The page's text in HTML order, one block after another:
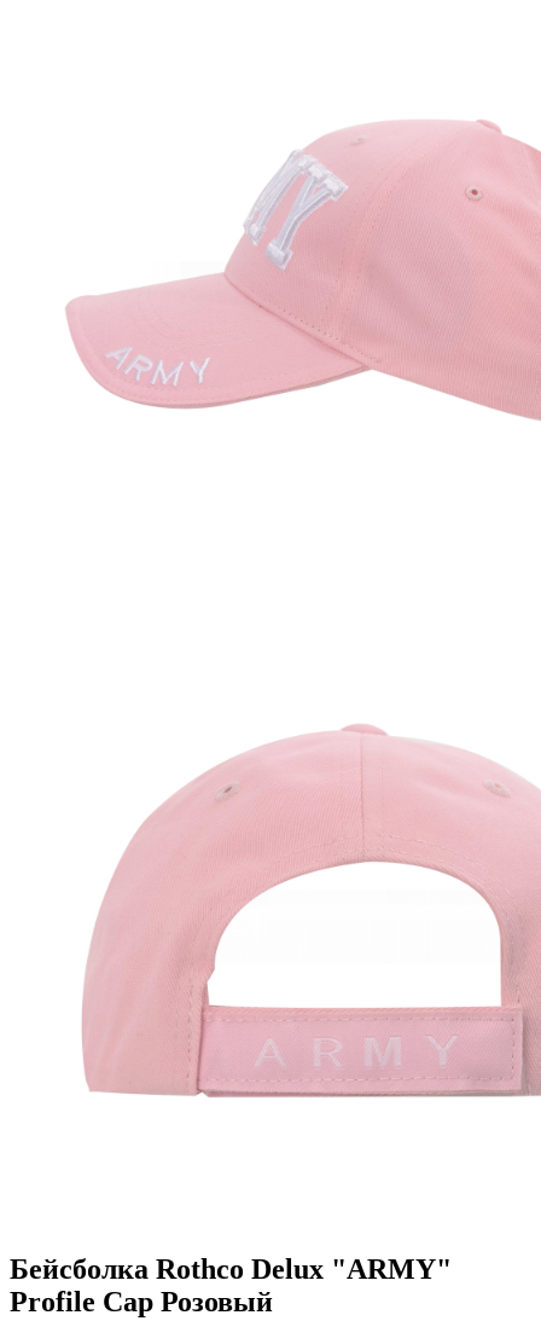
Бейсболка Rothco Delux "ARMY"
Profile Cap Розовый